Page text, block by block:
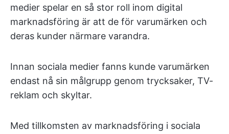
medier spelar en så stor roll inom digital
marknadsföring är att de för varumärken och
deras kunder närmare varandra.
Innan sociala medier fanns kunde varumärken
endast nå sin målgrupp genom trycksaker, TV-
reklam och skyltar.
Med tillkomsten av marknadsföring i sociala